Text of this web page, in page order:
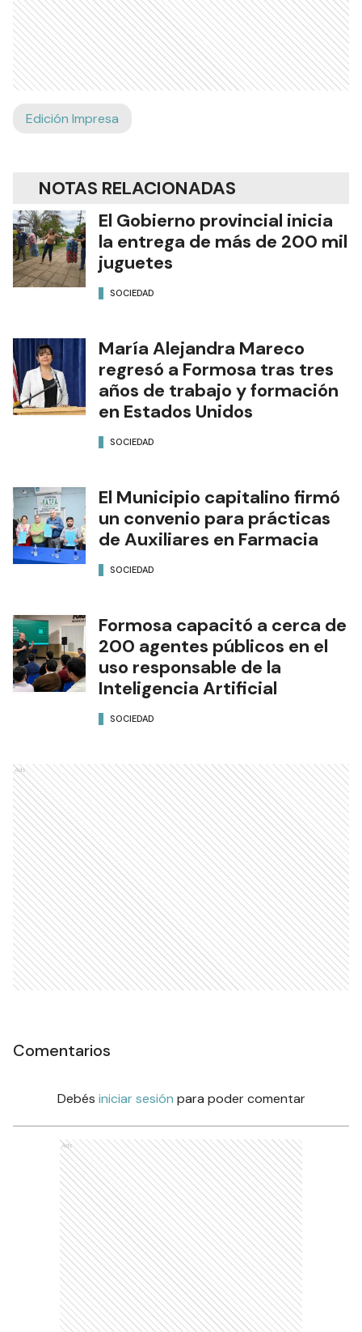
Edición Impresa
NOTAS RELACIONADAS
El Gobierno provincial inicia
la entrega de más de 200 mil
juguetes
SOCIEDAD
María Alejandra Mareco
regresó a Formosa tras tres
años de trabajo y formación
en Estados Unidos
SOCIEDAD
El Municipio capitalino firmó
un convenio para prácticas
de Auxiliares en Farmacia
SOCIEDAD
Formosa capacitó a cerca de
200 agentes públicos en el
uso responsable de la
Inteligencia Artificial
SOCIEDAD
Ads
Comentarios
Debés iniciar sesión para poder comentar
Ads